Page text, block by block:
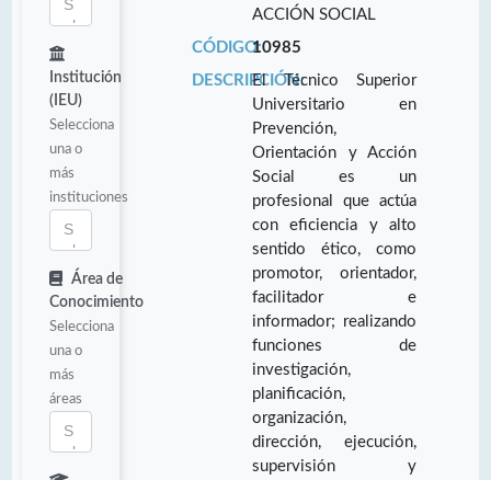
Institución
(IEU)
Selecciona
una o
más
instituciones
Área de
Conocimiento
Selecciona
una o
más
áreas
ACCIÓN SOCIAL
CÓDIGO:10985
DESCRIPCIÓN:El Técnico Superior
Universitario en
Prevención,
Orientación y Acción
Social es un
profesional que actúa
con eficiencia y alto
sentido ético, como
promotor, orientador,
facilitador e
informador; realizando
funciones de
investigación,
planificación,
organización,
dirección, ejecución,
supervisión y